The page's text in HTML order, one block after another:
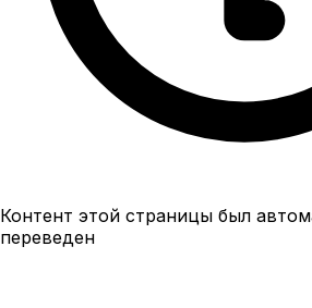
Контент этой страницы был
переведен